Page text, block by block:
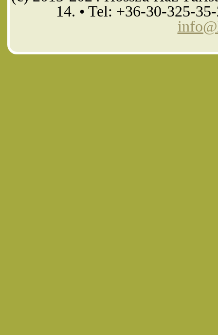
14. • Tel: +36-30-325-